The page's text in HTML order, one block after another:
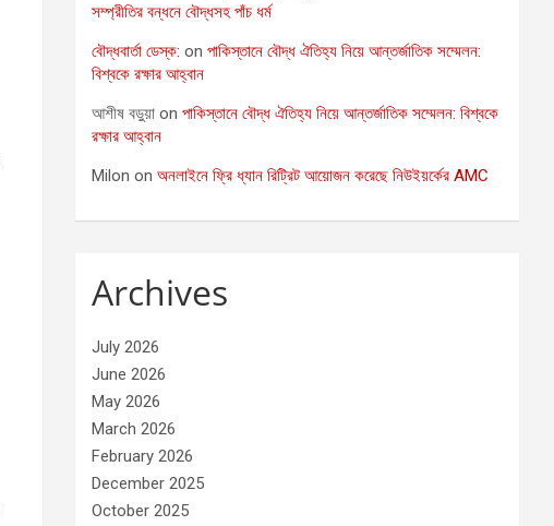
সম্প্রীতির বন্ধনে বৌদ্ধসহ পাঁচ ধর্ম
বৌদ্ধবার্তা ডেস্ক: onপাকিস্তানে বৌদ্ধ ঐতিহ্য নিয়ে আন্তর্জাতিক সম্মেলন:
বিশ্বকে রক্ষার আহ্বান
আশীষ বড়ুয়া onপাকিস্তানে বৌদ্ধ ঐতিহ্য নিয়ে আন্তর্জাতিক সম্মেলন: বিশ্বকে
রক্ষার আহ্বান
Milon onঅনলাইনে ফ্রি ধ্যান রিট্রিট আয়োজন করেছে নিউইয়র্কের AMC
Archives
July 2026
June 2026
May 2026
March 2026
February 2026
December 2025
October 2025